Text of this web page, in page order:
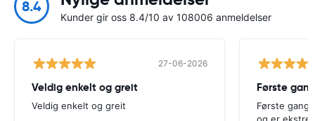
8.4
Kunder gir oss 8.4/10 av 108006 anmeldelser
27-06-2026
Veldig enkelt og greit
Veldig enkelt og greit
Første
Første gang